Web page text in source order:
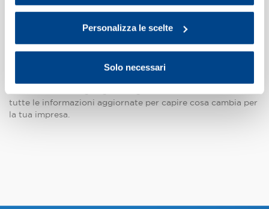
Personalizza le scelte
Solo necessari
Rendicontazione di sostenibilità: tutto
quello che devi sapere
tutte le informazioni aggiornate per capire cosa cambia per
la tua impresa.